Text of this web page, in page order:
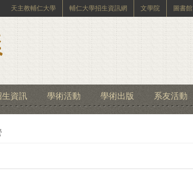
天主教輔仁大學 輔仁大學招生資訊網 文學院 圖書館
生資訊 學術活動 學術出版 系友活動